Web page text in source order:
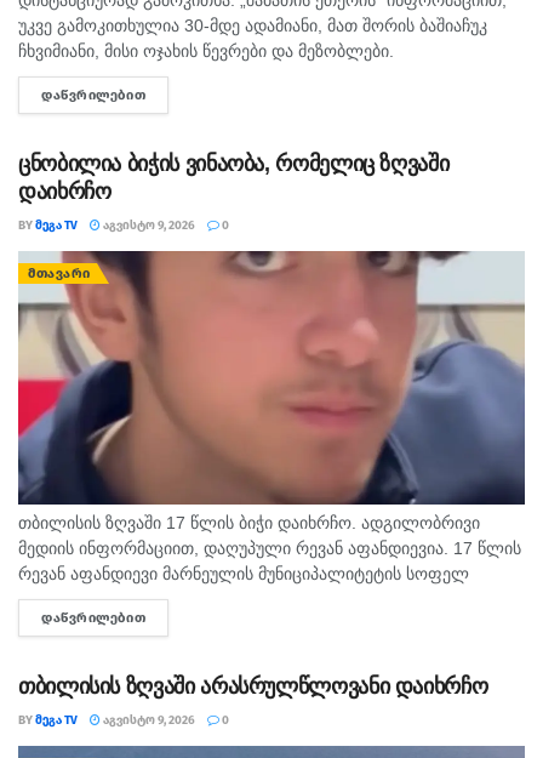
უკვე გამოკითხულია 30-მდე ადამიანი, მათ შორის ბაშიაჩუკ
ჩხვიმიანი, მისი ოჯახის წევრები და მეზობლები.
გამომძიებლებმა დაათვალიერეს ის სახლებიც, სადაც,
სავარაუდოდ, დანაშაული ხდებოდა. ნატა ვიბლიანის მიერ
ᲓᲐᲬᲕᲠᲘᲚᲔᲑᲘᲗ
ცნობილია ბიჭის ვინაობა, რომელიც ზღვაში
დაიხრჩო
BYᲛᲔᲒᲐ TV ᲐᲒᲕᲘᲡᲢᲝ 9, 2026 0
ᲛᲗᲐᲕᲐᲠᲘ
თბილისის ზღვაში 17 წლის ბიჭი დაიხრჩო. ადგილობრივი
მედიის ინფორმაციით, დაღუპული რევან აფანდიევია. 17 წლის
რევან აფანდიევი მარნეულის მუნიციპალიტეტის სოფელ
კაფანახჩის მკვიდრი იყო. თანასოფლელების ინფორმაციით,
ახალგაზრდა თბილისის ზღვაზე თანატოლებთან ერთად
ᲓᲐᲬᲕᲠᲘᲚᲔᲑᲘᲗ
თბილისის ზღვაში არასრულწლოვანი დაიხრჩო
BYᲛᲔᲒᲐ TV ᲐᲒᲕᲘᲡᲢᲝ 9, 2026 0